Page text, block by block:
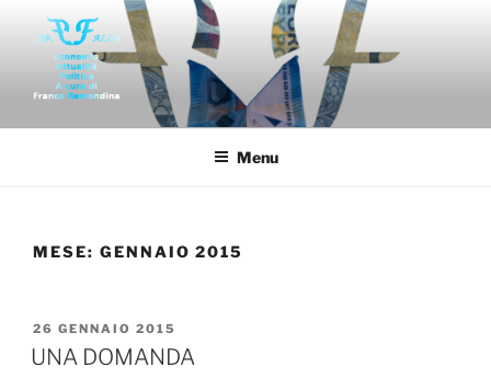
contenuto
FAR-FALLA
Economia politica attualità di franco remondina
Menu
MESE: GENNAIO 2015
PUBBLICATO
IL
26 GENNAIO 2015
UNA DOMANDA